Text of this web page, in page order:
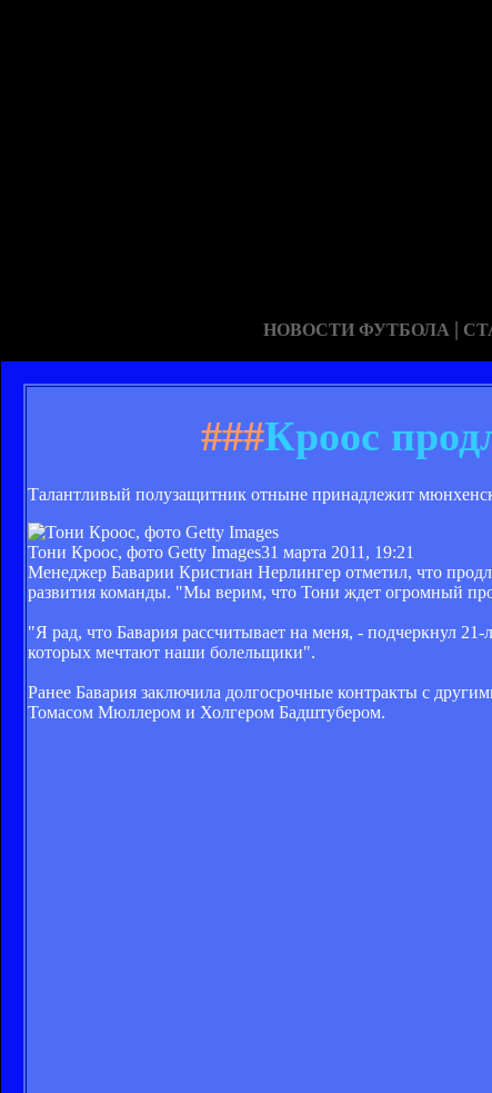
НОВОСТИ ФУТБОЛА |
###Кроос
Талантливый полузащитник отныне принадлежит
Тони Кроос, фото Getty Images31 марта 2011, 19:21
Менеджер Баварии Кристиан Нерлингер отметил, что
развития команды. "Мы верим, что Тони ждет огромный
"Я рад, что Бавария рассчитывает на меня, - подчеркнул
которых мечтают наши болельщики".
Ранее Бавария заключила долгосрочные контракты с
Томасом Мюллером и Холгером Бадштубером.